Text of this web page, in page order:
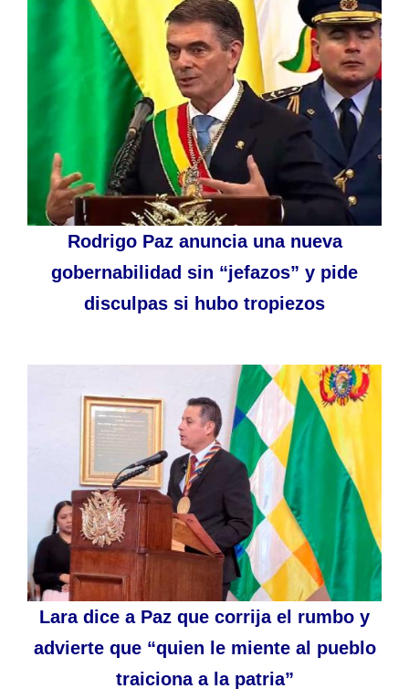
Rodrigo Paz anuncia una nueva
gobernabilidad sin “jefazos” y pide
disculpas si hubo tropiezos
Lara dice a Paz que corrija el rumbo y
advierte que “quien le miente al pueblo
traiciona a la patria”